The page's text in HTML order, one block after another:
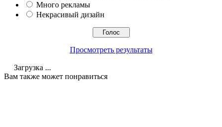
Много рекламы
Некрасивый дизайн
Просмотреть результаты
Загрузка ...
Вам также может понравиться